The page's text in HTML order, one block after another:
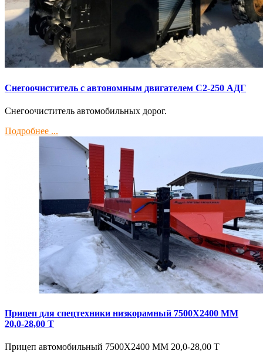
Снегоочиститель с автономным двигателем С2-250 АДГ
Снегоочиститель автомобильных дорог.
Подробнее ...
Прицеп для спецтехники низкорамный 7500Х2400 ММ
20,0-28,00 Т
Прицеп автомобильный 7500Х2400 ММ 20,0-28,00 Т